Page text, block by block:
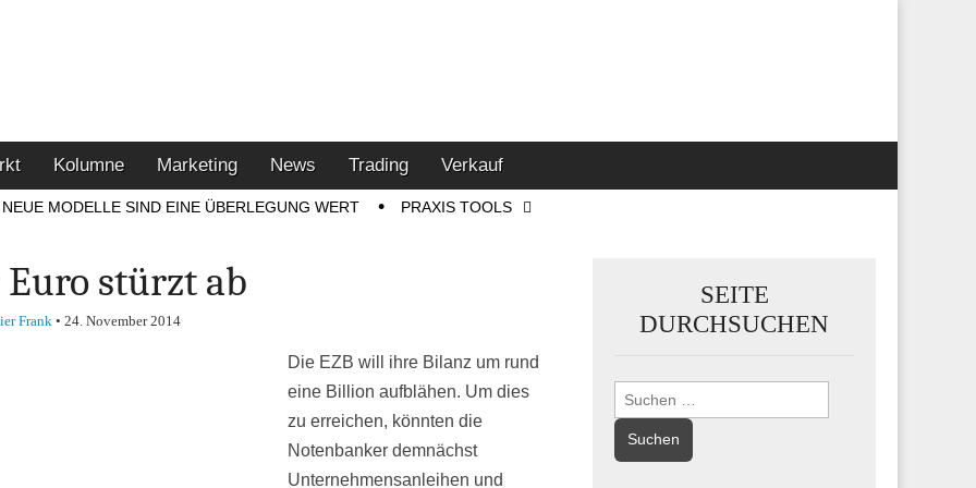
Kolumne Marketing News Trading Verkauf
NEUE MODELLE SIND EINE ÜBERLEGUNG WERT PRAXIS TOOLS
Euro stürzt ab
Frank• 24. November 2014
Die EZB will ihre Bilanz um rund
eine Billion aufblähen. Um dies
zu erreichen, könnten die
Notenbanker demnächst
Unternehmensanleihen und
SEITE
DURCHSUCHEN
Suchen
nach: